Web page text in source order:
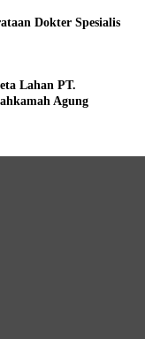
Dokter Spesialis
Lahan PT.
Agung